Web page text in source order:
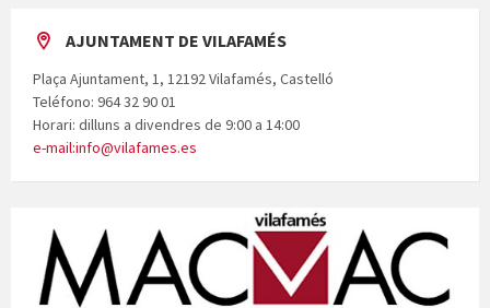
AJUNTAMENT DE VILAFAMÉS
Plaça Ajuntament, 1, 12192 Vilafamés, Castelló
Teléfono: 964 32 90 01
Horari: dilluns a divendres de 9:00 a 14:00
e-mail:info@vilafames.es